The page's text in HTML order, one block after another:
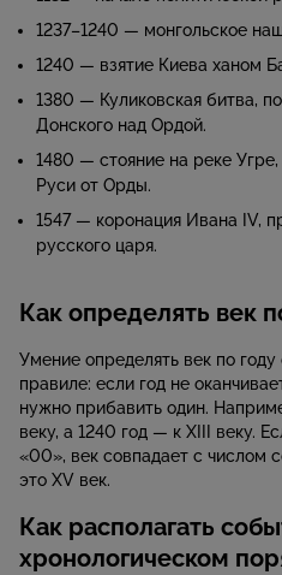
1237–1240 — монгольское
1240 — взятие Киева ханом
1380 — Куликовская битва,
Донского над Ордой.
1480 — стояние на реке
Руси от Орды.
1547 — коронация Ивана IV,
русского царя.
Как определять век
Умение определять век по
правиле: если год не
нужно прибавить один.
веку, а 1240 год — к XIII веку.
«00», век совпадает с числом
это XV век.
Как располагать
хронологическом